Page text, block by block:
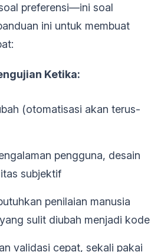
preferensi—ini soal
ini untuk membuat
Ketika:
(otomatisasi akan terus-
pengguna, desain
subjektif
penilaian manusia
sulit diubah menjadi kode
validasi cepat, sekali pakai